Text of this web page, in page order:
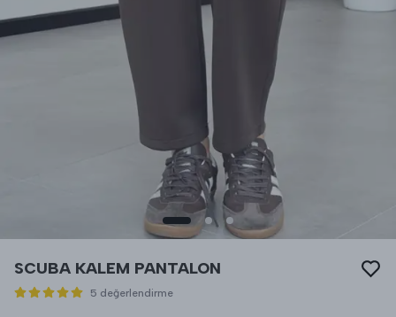
SCUBA KALEM PANTALON
5 değerlendirme